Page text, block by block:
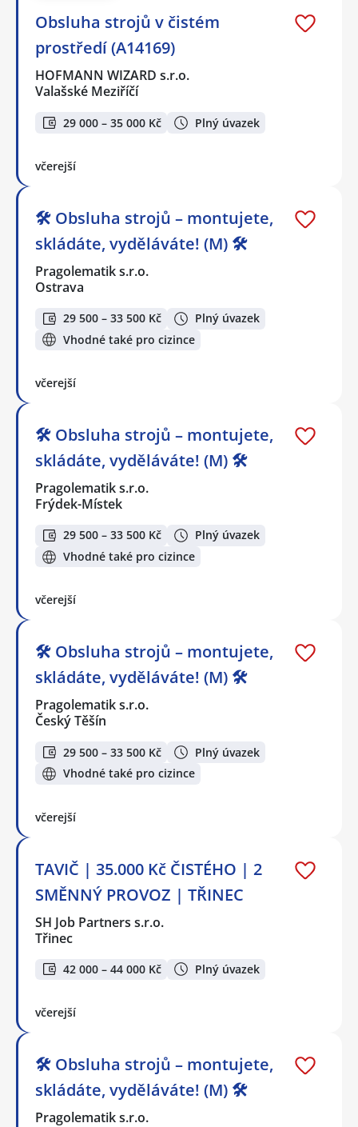
Obsluha strojů v čistém
prostředí (A14169)
HOFMANN WIZARD s.r.o.
Valašské Meziříčí
29 000 – 35 000 Kč Plný úvazek
včerejší
🛠️ Obsluha strojů – montujete,
skládáte, vyděláváte! (M) 🛠️
Pragolematik s.r.o.
Ostrava
29 500 – 33 500 Kč
Plný úvazek
Vhodné také pro cizince
včerejší
🛠️ Obsluha strojů – montujete,
skládáte, vyděláváte! (M) 🛠️
Pragolematik s.r.o.
Frýdek-Místek
29 500 – 33 500 Kč
Plný úvazek
Vhodné také pro cizince
včerejší
🛠️ Obsluha strojů – montujete,
skládáte, vyděláváte! (M) 🛠️
Pragolematik s.r.o.
Český Těšín
29 500 – 33 500 Kč
Plný úvazek
Vhodné také pro cizince
včerejší
TAVIČ | 35.000 Kč ČISTÉHO | 2
SMĚNNÝ PROVOZ | TŘINEC
SH Job Partners s.r.o.
Třinec
42 000 – 44 000 Kč Plný úvazek
včerejší
🛠️ Obsluha strojů – montujete,
skládáte, vyděláváte! (M) 🛠️
Pragolematik s.r.o.